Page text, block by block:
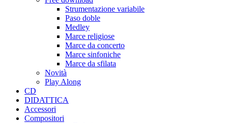
Strumentazione variabile
Paso doble
Medley
Marce religiose
Marce da concerto
Marce sinfoniche
Marce da sfilata
Novità
Play Along
CD
DIDATTICA
Accessori
Compositori